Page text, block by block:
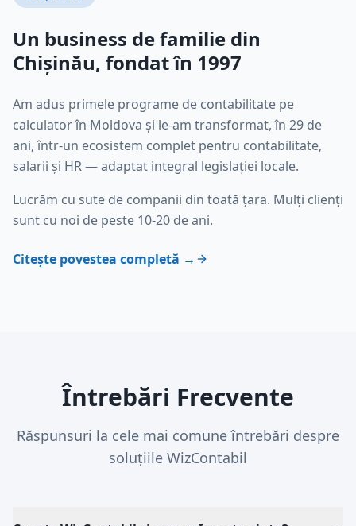
Un business de familie din
Chișinău, fondat în 1997
Am adus primele programe de contabilitate pe
calculator în Moldova și le-am transformat, în 29 de
ani, într-un ecosistem complet pentru contabilitate,
salarii și HR — adaptat integral legislației locale.
Lucrăm cu sute de companii din toată țara. Mulți clienți
sunt cu noi de peste 10-20 de ani.
Citește povestea completă →
Întrebări Frecvente
Răspunsuri la cele mai comune întrebări despre
soluțiile WizContabil